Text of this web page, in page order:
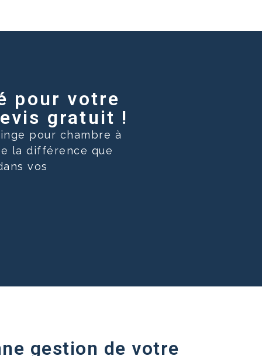
pour votre
gratuit !
pour chambre à
la différence que
vos
gestion de votre